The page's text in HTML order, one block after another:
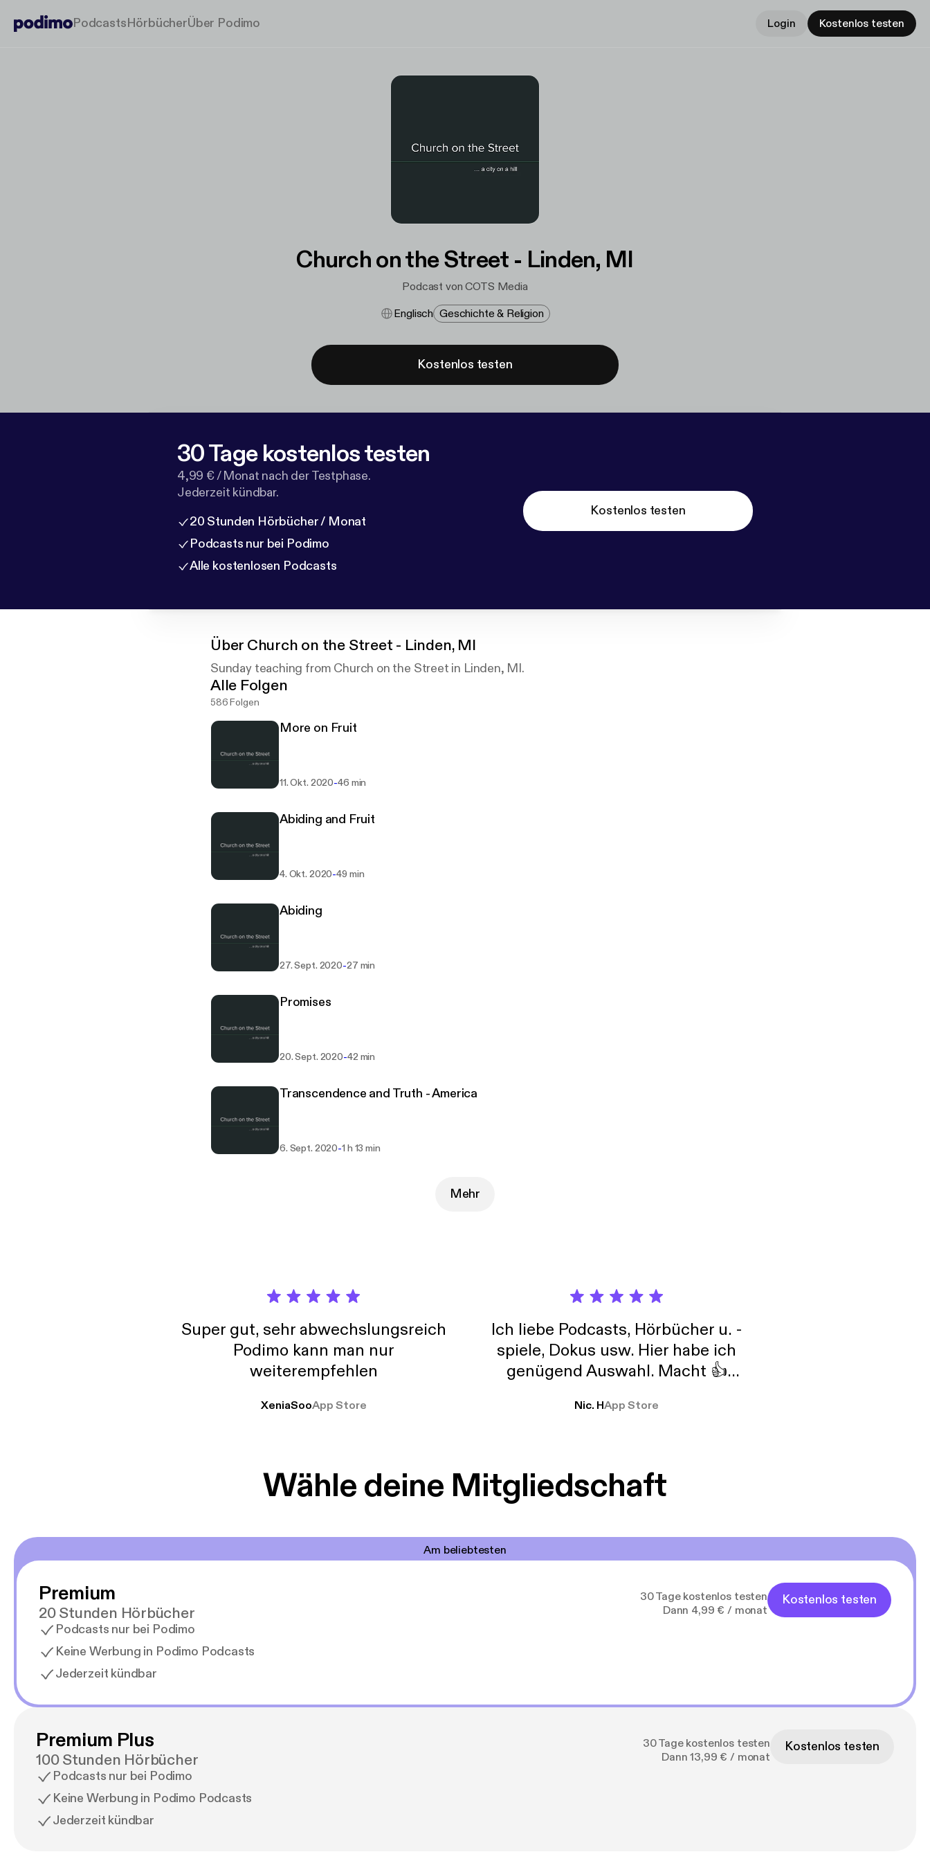
PodcastsHörbücherÜber Podimo Login Kostenlos testen
Church on the Street - Linden, MI
Podcast von COTS Media
Englisch Geschichte & Religion
Kostenlos testen
30 Tage kostenlos testen
4,99 € / Monat nach der Testphase.
Jederzeit kündbar.
20 Stunden Hörbücher / Monat
Podcasts nur bei Podimo
Alle kostenlosen Podcasts
Kostenlos testen
Über Church on the Street - Linden, MI
Sunday teaching from Church on the Street in Linden, MI.
Alle Folgen
586 Folgen
More on Fruit
11. Okt. 2020-46 min
Abiding and Fruit
4. Okt. 2020-49 min
Abiding
27. Sept. 2020-27 min
Promises
20. Sept. 2020-42 min
Transcendence and Truth - America
6. Sept. 2020-1 h 13 min
Mehr
Super gut, sehr abwechslungsreich
Podimo kann man nur
weiterempfehlen
XeniaSooApp Store
Ich liebe Podcasts, Hörbücher u. -
spiele, Dokus usw. Hier habe ich
genügend Auswahl. Macht 👍
Nic. HApp Store
Wähle deine Mitgliedschaft
Am beliebtesten
Premium
20 Stunden Hörbücher
Podcasts nur bei Podimo
Keine Werbung in Podimo Podcasts
Jederzeit kündbar
30 Tage kostenlos testen
Dann 4,99 € / monat
Kostenlos testen
Premium Plus
100 Stunden Hörbücher
Podcasts nur bei Podimo
Keine Werbung in Podimo Podcasts
Jederzeit kündbar
30 Tage kostenlos testen
Dann 13,99 € / monat
Kostenlos testen